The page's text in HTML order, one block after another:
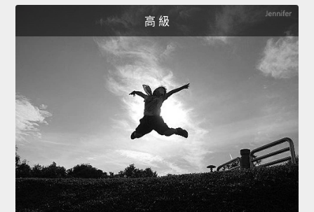
高 級